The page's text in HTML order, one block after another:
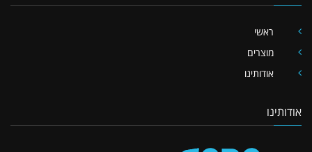
ראשי
מוצרים
אודותינו
אודותינו